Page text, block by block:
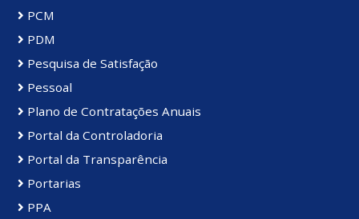
PCM
PDM
Pesquisa de Satisfação
Pessoal
Plano de Contratações Anuais
Portal da Controladoria
Portal da Transparência
Portarias
PPA